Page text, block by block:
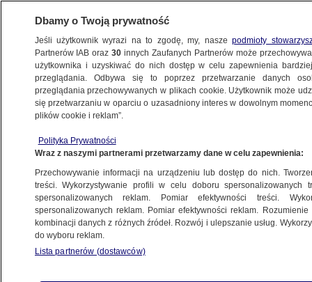
BIZNES
ZE ŚWIATA
do drugiej fazy. Tusk: pomogła jedność
i ciężka praca
15.12.2017, 14:51
Udostępnij
Dbamy o Twoją prywatność
Jeśli użytkownik wyrazi na to zgodę, my, naszepodmioty
Partnerów IAB oraz30 innych Zaufanych Partnerów może
użytkownika i uzyskiwać do nich dostęp w celu zapewnienia
przeglądania. Odbywa się to poprzez przetwarzanie danych
przeglądania przechowywanych w plikach cookie. Użytkownik może
się przetwarzaniu w oparciu o uzasadniony interes w dowolnym
plików cookie i reklam”.
Polityka Prywatności
Wraz z naszymi partnerami przetwarzamy dane w celu zapewnienia:
Przechowywanie informacji na urządzeniu lub dostęp do nich.
treści. Wykorzystywanie profili w celu doboru spersonalizowanych
spersonalizowanych reklam. Pomiar efektywności treści.
spersonalizowanych reklam. Pomiar efektywności reklam.
kombinacji danych z różnych źródeł. Rozwój i ulepszanie usług.
do wyboru reklam.
Lista partnerów (dostawców)